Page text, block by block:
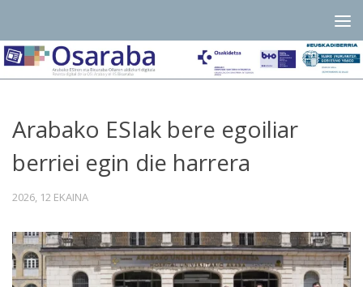
Arabako ESIak bere egoiliar
berriei egin die harrera
2026, 12 EKAINA